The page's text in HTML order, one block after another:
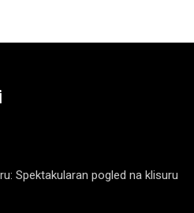
Spektakularan pogled na klisuru